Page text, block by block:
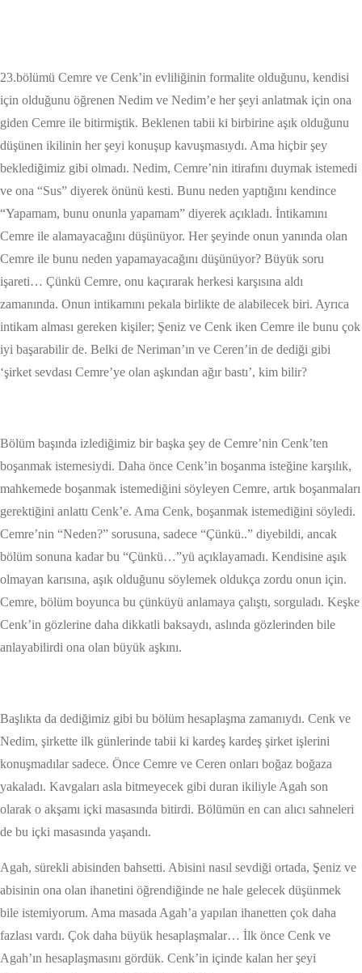
23.bölümü Cemre ve Cenk’in evliliğinin formalite olduğunu, kendisi
için olduğunu öğrenen Nedim ve Nedim’e her şeyi anlatmak için ona
giden Cemre ile bitirmiştik. Beklenen tabii ki birbirine aşık olduğunu
düşünen ikilinin her şeyi konuşup kavuşmasıydı. Ama hiçbir şey
beklediğimiz gibi olmadı. Nedim, Cemre’nin itirafını duymak istemedi
ve ona “Sus” diyerek önünü kesti. Bunu neden yaptığını kendince
“Yapamam, bunu onunla yapamam” diyerek açıkladı. İntikamını
Cemre ile alamayacağını düşünüyor. Her şeyinde onun yanında olan
Cemre ile bunu neden yapamayacağını düşünüyor? Büyük soru
işareti… Çünkü Cemre, onu kaçırarak herkesi karşısına aldı
zamanında. Onun intikamını pekala birlikte de alabilecek biri. Ayrıca
intikam alması gereken kişiler; Şeniz ve Cenk iken Cemre ile bunu çok
iyi başarabilir de. Belki de Neriman’ın ve Ceren’in de dediği gibi
‘şirket sevdası Cemre’ye olan aşkından ağır bastı’, kim bilir?
Bölüm başında izlediğimiz bir başka şey de Cemre’nin Cenk’ten
boşanmak istemesiydi. Daha önce Cenk’in boşanma isteğine karşılık,
mahkemede boşanmak istemediğini söyleyen Cemre, artık boşanmaları
gerektiğini anlattı Cenk’e. Ama Cenk, boşanmak istemediğini söyledi.
Cemre’nin “Neden?” sorusuna, sadece “Çünkü..” diyebildi, ancak
bölüm sonuna kadar bu “Çünkü…”yü açıklayamadı. Kendisine aşık
olmayan karısına, aşık olduğunu söylemek oldukça zordu onun için.
Cemre, bölüm boyunca bu çünküyü anlamaya çalıştı, sorguladı. Keşke
Cenk’in gözlerine daha dikkatli baksaydı, aslında gözlerinden bile
anlayabilirdi ona olan büyük aşkını.
Başlıkta da dediğimiz gibi bu bölüm hesaplaşma zamanıydı. Cenk ve
Nedim, şirkette ilk günlerinde tabii ki kardeş kardeş şirket işlerini
konuşmadılar sadece. Önce Cemre ve Ceren onları boğaz boğaza
yakaladı. Kavgaları asla bitmeyecek gibi duran ikiliyle Agah son
olarak o akşamı içki masasında bitirdi. Bölümün en can alıcı sahneleri
de bu içki masasında yaşandı.
Agah, sürekli abisinden bahsetti. Abisini nasıl sevdiği ortada, Şeniz ve
abisinin ona olan ihanetini öğrendiğinde ne hale gelecek düşünmek
bile istemiyorum. Ama masada Agah’a yapılan ihanetten çok daha
fazlası vardı. Çok daha büyük hesaplaşmalar… İlk önce Cenk ve
Agah’ın hesaplaşmasını gördük. Cenk’in içinde kalan her şeyi